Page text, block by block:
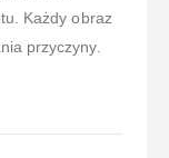
Każdy obraz
przyczyny.